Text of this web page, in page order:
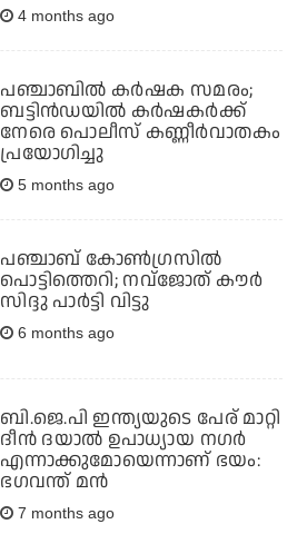
4 months ago
പഞ്ചാബില്‍ കര്‍ഷക സമരം;
ബട്ടിന്‍ഡയില്‍ കര്‍ഷകര്‍ക്ക്
നേരെ പൊലീസ് കണ്ണീര്‍വാതകം
പ്രയോഗിച്ചു
5 months ago
പഞ്ചാബ് കോണ്‍ഗ്രസില്‍
പൊട്ടിത്തെറി; നവ്‌ജോത് കൗര്‍
സിദ്ദു പാര്‍ട്ടി വിട്ടു
6 months ago
ബി.ജെ.പി ഇന്ത്യയുടെ പേര് മാറ്റി
ദീന്‍ ദയാല്‍ ഉപാധ്യായ നഗര്‍
എന്നാക്കുമോയെന്നാണ് ഭയം:
ഭഗവന്ത് മന്‍
7 months ago